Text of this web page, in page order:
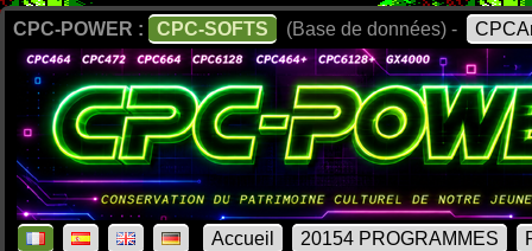
CPC-POWER : CPC-SOFTS (Base de données) -
Accueil 20154 PROGRAMMES